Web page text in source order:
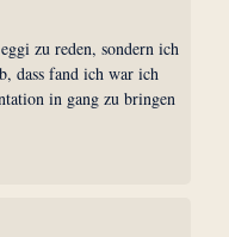
zu reden, sondern ich
dass fand ich war ich
in gang zu bringen